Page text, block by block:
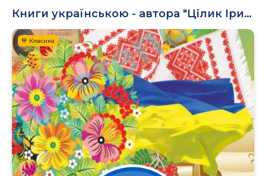
Книги українською - автора "Цілик Ірина"
💙 Класика